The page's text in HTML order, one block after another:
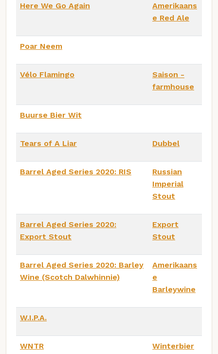
Here We Go Again
Amerikaans
e Red Ale
Poar Neem
Vélo Flamingo
Saison -
farmhouse
Buurse Bier Wit
Tears of A Liar Dubbel
Barrel Aged Series 2020: RIS
Russian
Imperial
Stout
Barrel Aged Series 2020:
Export Stout
Export
Stout
Barrel Aged Series 2020: Barley
Wine (Scotch Dalwhinnie)
Amerikaans
e
Barleywine
W.I.P.A.
WNTR Winterbier